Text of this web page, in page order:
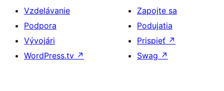
Vzdelávanie
Podpora
Vývojári
WordPress.tv ↗
Zapojte sa
Podujatia
Prispieť ↗
Swag ↗